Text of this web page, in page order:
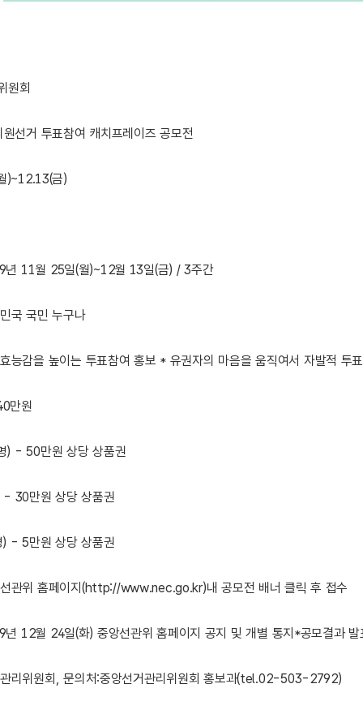
원회
선거 투표참여 캐치프레이즈 공모전
)~12.13(금)
년 11월 25일(월)~12월 13일(금) / 3주간
국 국민 누구나
능감을 높이는 투표참여 홍보 * 유권자의 마음을 움직여서 자발적 투
만원
) - 50만원 상당 상품권
- 30만원 상당 상품권
) - 5만원 상당 상품권
관위 홈페이지(http://www.nec.go.kr)내 공모전 배너 클릭 후 접수
년 12월 24일(화) 중앙선관위 홈페이지 공지 및 개별 통지*공모결과
리위원회, 문의처:중앙선거관리위원회 홍보과(tel.02-503-2792)